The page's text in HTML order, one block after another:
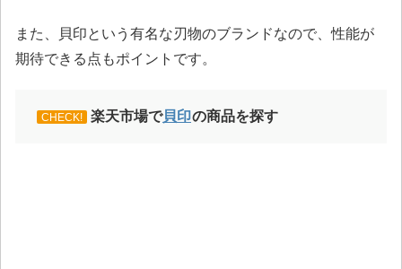
また、貝印という有名な刃物のブランドなので、性能が
期待できる点もポイントです。
CHECK! 楽天市場で貝印の商品を探す